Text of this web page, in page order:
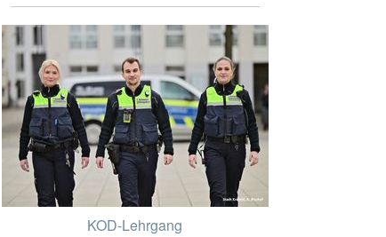
KOD-Lehrgang